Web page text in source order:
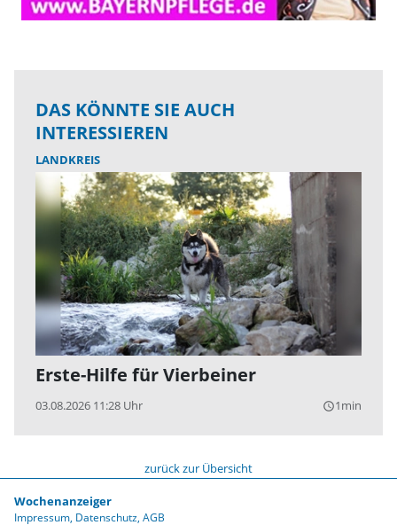
DAS KÖNNTE SIE AUCH
INTERESSIEREN
LANDKREIS
Erste-Hilfe für Vierbeiner
03.08.2026 11:28 Uhr query_builder1min
zurück zur Übersicht
Wochenanzeiger
Impressum Datenschutz AGB